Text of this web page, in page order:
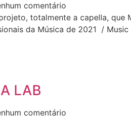
comentário
totalmente a capella, que
da Música de 2021 /
LAB
comentário